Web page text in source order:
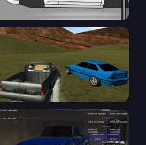
Drag Racer V2
RCC Stunt Cars